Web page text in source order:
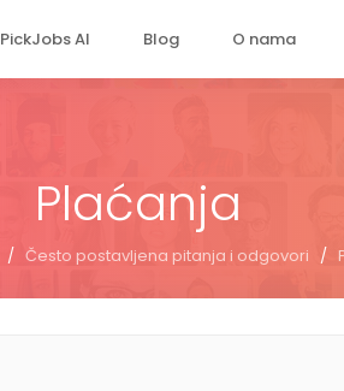
PickJobs AI Blog O nama
Plaćanja
/ Često postavljena pitanja i odgovori /